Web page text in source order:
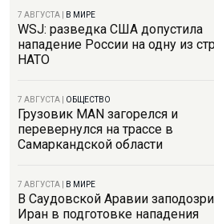
7 АВГУСТА В МИРЕ
WSJ: разведка США допустила
нападение России на одну из
НАТО
7 АВГУСТА ОБЩЕСТВО
Грузовик MAN загорелся и
перевернулся на трассе в
Самаркандской области
7 АВГУСТА В МИРЕ
В Саудовской Аравии
Иран в подготовке нападения